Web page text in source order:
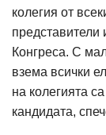
колегия от
представители
Конгреса. С
взема всички
на колегията
кандидата,